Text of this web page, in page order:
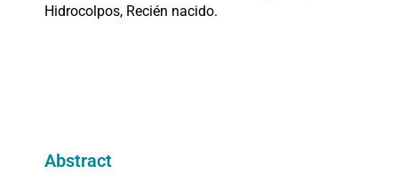
Hidrocolpos, Recién nacido.
Abstract